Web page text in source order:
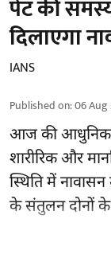
पेट की
दिलाएगा
IANS
Published on:06 Aug
आज की आधुनिक
शारीरिक और
स्थिति में
के संतुलन दोनों के